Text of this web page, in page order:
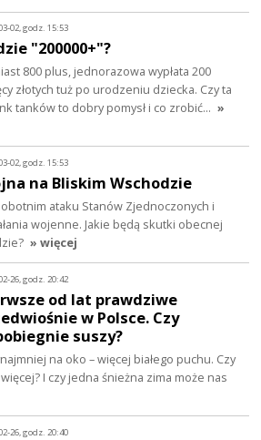
02, godz. 15:53
"200000+"?
800 plus, jednorazowa wypłata 200
złotych tuż po urodzeniu dziecka. Czy ta
tanków to dobry pomysł i co zrobić… »
02, godz. 15:53
na Bliskim Wschodzie
ataku Stanów Zjednoczonych i
wojenne. Jakie będą skutki obecnej
» więcej
26, godz. 20:42
od lat prawdziwe
w Polsce. Czy
suszy?
na oko – więcej białego puchu. Czy
I czy jedna śnieżna zima może nas
26, godz. 20:40